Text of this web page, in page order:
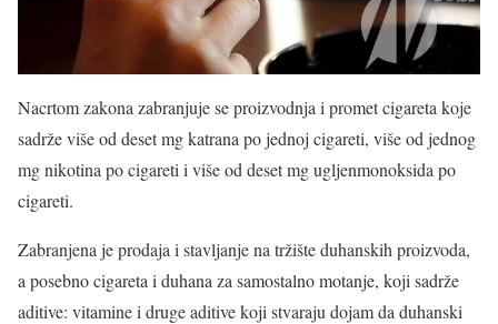
Nacrtom zakona zabranjuje se proizvodnja i promet cigareta koje
sadrže više od deset mg katrana po jednoj cigareti, više od jednog
mg nikotina po cigareti i više od deset mg ugljenmonoksida po
cigareti.
Zabranjena je prodaja i stavljanje na tržište duhanskih proizvoda,
a posebno cigareta i duhana za samostalno motanje, koji sadrže
aditive: vitamine i druge aditive koji stvaraju dojam da duhanski